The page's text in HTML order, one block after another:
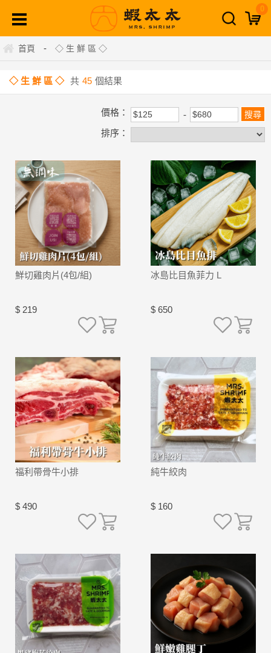
0
首頁 - ◇ 生 鮮 區 ◇
◇ 生 鮮 區 ◇ 共 45 個結果
價格：
排序：
鮮切雞肉片(4包/組)
$ 219
冰島比目魚菲力 L
$ 650
福利帶骨牛小排
$ 490
純牛絞肉
$ 160